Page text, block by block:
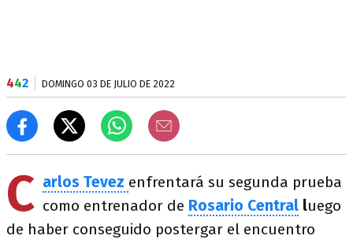
442 DOMINGO 03 DE JULIO DE 2022
C arlos Tevez enfrentará su segunda prueba
como entrenador de Rosario Central luego
de haber conseguido postergar el encuentro